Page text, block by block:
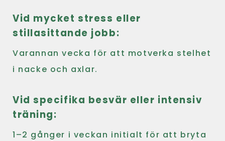
Vid mycket stress eller
stillasittande jobb:
Varannan vecka för att motverka stelhet
i nacke och axlar.
Vid specifika besvär eller intensiv
träning:
1–2 gånger i veckan initialt för att bryta